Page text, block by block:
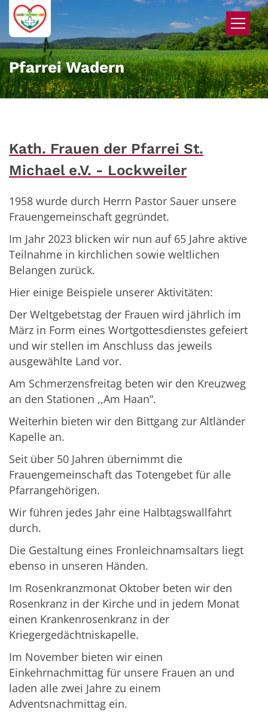
Zum Inhalt springen
Pfarrei Wadern
Kath. Frauen der Pfarrei St.
Michael e.V. - Lockweiler
1958 wurde durch Herrn Pastor Sauer unsere
Frauengemeinschaft gegründet.
Im Jahr 2023 blicken wir nun auf 65 Jahre aktive
Teilnahme in kirchlichen sowie weltlichen
Belangen zurück.
Hier einige Beispiele unserer Aktivitäten:
Der Weltgebetstag der Frauen wird jährlich im
März in Form eines Wortgottesdienstes gefeiert
und wir stellen im Anschluss das jeweils
ausgewählte Land vor.
Am Schmerzensfreitag beten wir den Kreuzweg
an den Stationen ,,Am Haan“.
Weiterhin bieten wir den Bittgang zur Altländer
Kapelle an.
Seit über 50 Jahren übernimmt die
Frauengemeinschaft das Totengebet für alle
Pfarrangehörigen.
Wir führen jedes Jahr eine Halbtagswallfahrt
durch.
Die Gestaltung eines Fronleichnamsaltars liegt
ebenso in unseren Händen.
Im Rosenkranzmonat Oktober beten wir den
Rosenkranz in der Kirche und in jedem Monat
einen Krankenrosenkranz in der
Kriegergedächtniskapelle.
Im November bieten wir einen
Einkehrnachmittag für unsere Frauen an und
laden alle zwei Jahre zu einem
Adventsnachmittag ein.